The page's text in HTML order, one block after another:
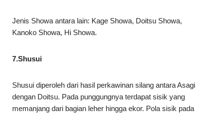
Jenis Showa antara lain: Kage Showa, Doitsu Showa,
Kanoko Showa, Hi Showa.
7.Shusui
Shusui diperoleh dari hasil perkawinan silang antara Asagi
dengan Doitsu. Pada punggungnya terdapat sisik yang
memanjang dari bagian leher hingga ekor. Pola sisik pada